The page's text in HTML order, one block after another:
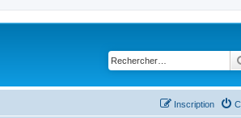
Inscription